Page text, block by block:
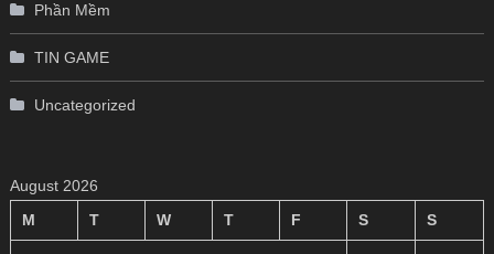
Phần Mềm
TIN GAME
Uncategorized
August 2026
M
T W T F S S